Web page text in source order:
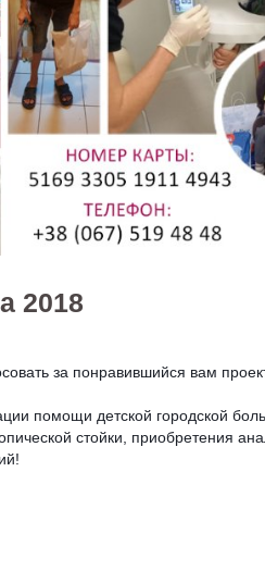
2018
за понравившийся вам
помощи детской городской
стойки, приобретения